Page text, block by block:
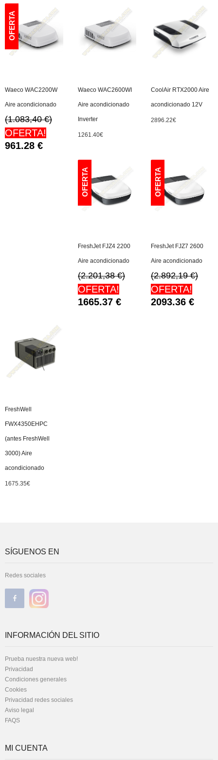
Waeco WAC2200W
Aire acondicionado
(1.083,40 €)
OFERTA!
961.28 €
Waeco WAC2600WI
Aire acondicionado
Inverter
1261.40€
CoolAir RTX2000 Aire
acondicionado 12V
2896.22€
FreshJet FJZ4 2200
Aire acondicionado
(2.201,38 €)
OFERTA!
1665.37 €
FreshJet FJZ7 2600
Aire acondicionado
(2.892,19 €)
OFERTA!
2093.36 €
FreshWell
FWX4350EHPC
(antes FreshWell
3000) Aire
acondicionado
1675.35€
SÍGUENOS EN
Redes sociales
INFORMACIÓN DEL SITIO
Prueba nuestra nueva web!
Privacidad
Condiciones generales
Cookies
Privacidad redes sociales
Aviso legal
FAQS
MI CUENTA